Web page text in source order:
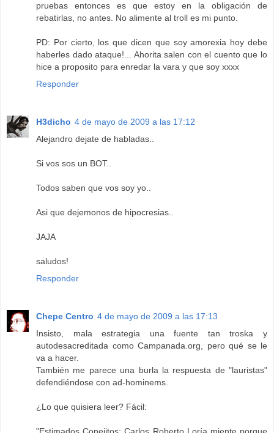
pruebas entonces es que estoy en la obligación de
rebatirlas, no antes. No alimente al troll es mi punto.
PD: Por cierto, los que dicen que soy amorexia hoy debe
haberles dado ataque!... Ahorita salen con el cuento que lo
hice a proposito para enredar la vara y que soy xxxx
Responder
H3dicho 4 de mayo de 2009 a las 17:12
Alejandro dejate de habladas..
Si vos sos un BOT..
Todos saben que vos soy yo..
Asi que dejemonos de hipocresias..
JAJA
saludos!
Responder
Chepe Centro 4 de mayo de 2009 a las 17:13
Insisto, mala estrategia una fuente tan troska y
autodesacreditada como Campanada.org, pero qué se le
va a hacer.
También me parece una burla la respuesta de "lauristas"
defendiéndose con ad-hominems.
¿Lo que quisiera leer? Fácil: